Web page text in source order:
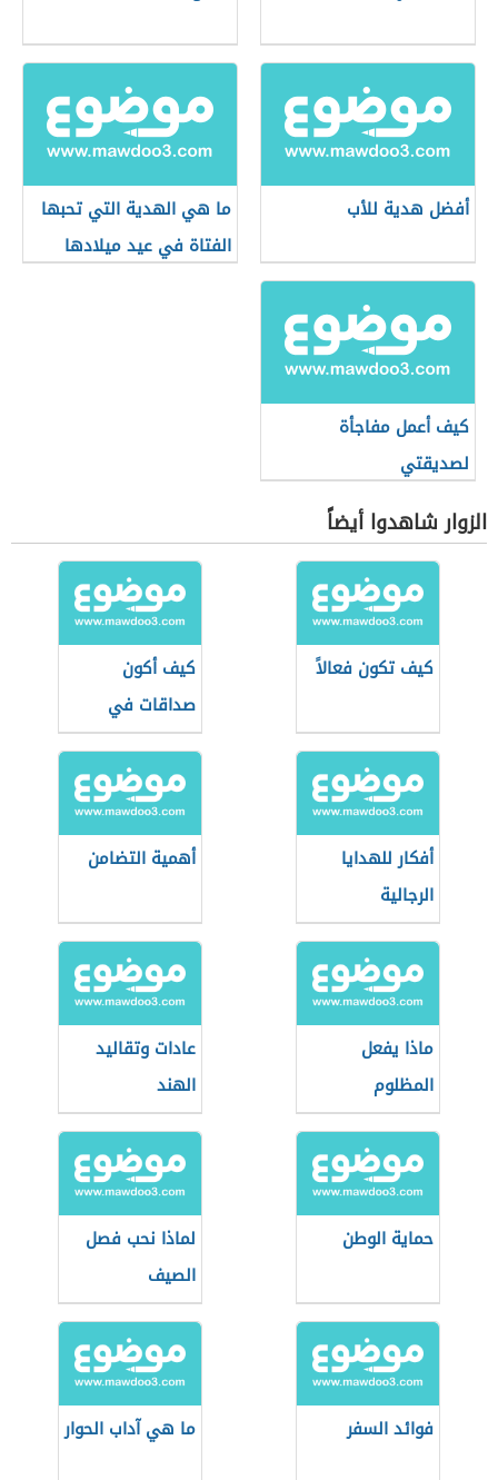
أفضل هدية للأب
ما هي الهدية التي تحبها
الفتاة في عيد ميلادها
كيف أعمل مفاجأة
لصديقتي
الزوار شاهدوا أيضاً
كيف تكون فعالاً
كيف أكون
صداقات في
الجامعة
أفكار للهدايا
الرجالية
أهمية التضامن
ماذا يفعل
المظلوم
عادات وتقاليد
الهند
حماية الوطن
لماذا نحب فصل
الصيف
فوائد السفر ما هي آداب الحوار